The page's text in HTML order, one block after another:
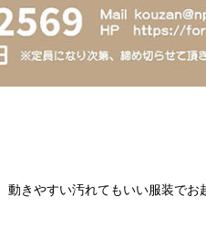
きやすい汚れてもいい服装でお